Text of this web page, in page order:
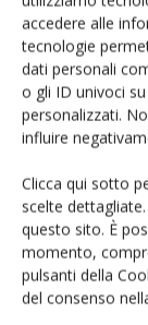
accedere alle
tecnologie
dati personali
o gli ID univoci
personalizzati.
influire
Clicca qui sotto
scelte
questo sito. È
momento,
pulsanti della
del consenso
I